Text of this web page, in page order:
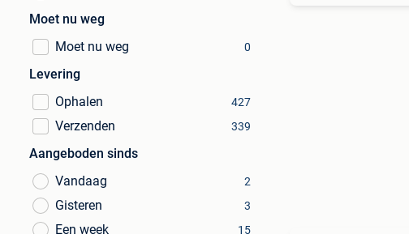
Moet nu weg
Moet nu weg
0
Levering
Ophalen
427
Verzenden 339
Aangeboden sinds
Vandaag
2
Gisteren 3
Een week 15